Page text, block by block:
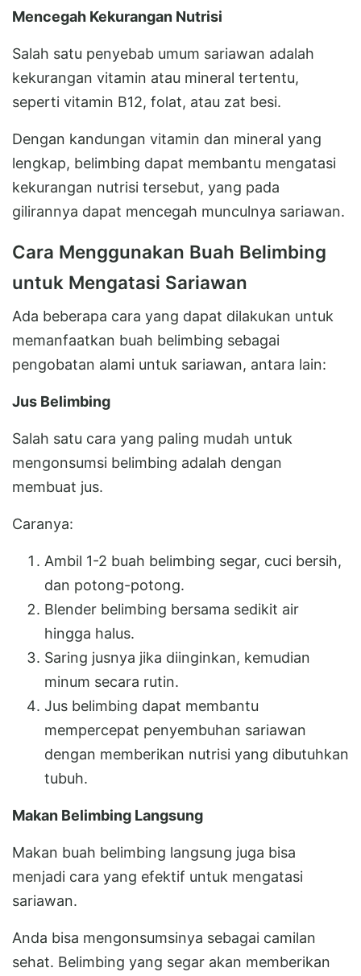
Mencegah Kekurangan Nutrisi
Salah satu penyebab umum sariawan adalah
kekurangan vitamin atau mineral tertentu,
seperti vitamin B12, folat, atau zat besi.
Dengan kandungan vitamin dan mineral yang
lengkap, belimbing dapat membantu mengatasi
kekurangan nutrisi tersebut, yang pada
gilirannya dapat mencegah munculnya sariawan.
Cara Menggunakan Buah Belimbing
untuk Mengatasi Sariawan
Ada beberapa cara yang dapat dilakukan untuk
memanfaatkan buah belimbing sebagai
pengobatan alami untuk sariawan, antara lain:
Jus Belimbing
Salah satu cara yang paling mudah untuk
mengonsumsi belimbing adalah dengan
membuat jus.
Caranya:
Ambil 1-2 buah belimbing segar, cuci bersih,
dan potong-potong.
Blender belimbing bersama sedikit air
hingga halus.
Saring jusnya jika diinginkan, kemudian
minum secara rutin.
Jus belimbing dapat membantu
mempercepat penyembuhan sariawan
dengan memberikan nutrisi yang dibutuhkan
tubuh.
Makan Belimbing Langsung
Makan buah belimbing langsung juga bisa
menjadi cara yang efektif untuk mengatasi
sariawan.
Anda bisa mengonsumsinya sebagai camilan
sehat. Belimbing yang segar akan memberikan